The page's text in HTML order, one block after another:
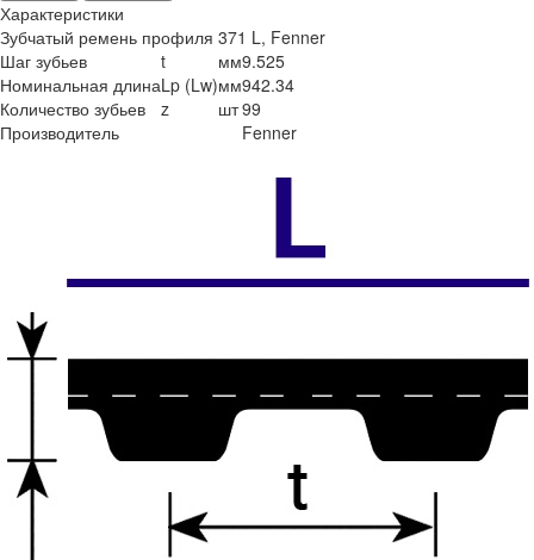
Характеристики
Зубчатый ремень профиля 371 L, Fenner
Шаг зубьев
t мм9.525
Номинальная длинаLp (Lw)мм942.34
Количество зубьев
z шт99
Производитель
Fenner